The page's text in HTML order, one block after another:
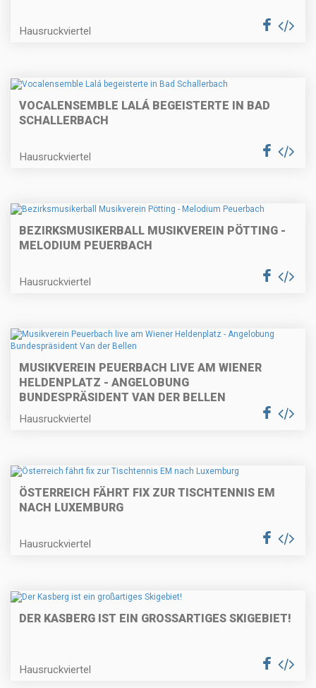
Hausruckviertel
VOCALENSEMBLE LALÁ BEGEISTERTE IN BAD
SCHALLERBACH
Hausruckviertel
BEZIRKSMUSIKERBALL MUSIKVEREIN PÖTTING -
MELODIUM PEUERBACH
Hausruckviertel
MUSIKVEREIN PEUERBACH LIVE AM WIENER
HELDENPLATZ - ANGELOBUNG
BUNDESPRÄSIDENT VAN DER BELLEN
Hausruckviertel
ÖSTERREICH FÄHRT FIX ZUR TISCHTENNIS EM
NACH LUXEMBURG
Hausruckviertel
DER KASBERG IST EIN GROSSARTIGES SKIGEBIET!
Hausruckviertel